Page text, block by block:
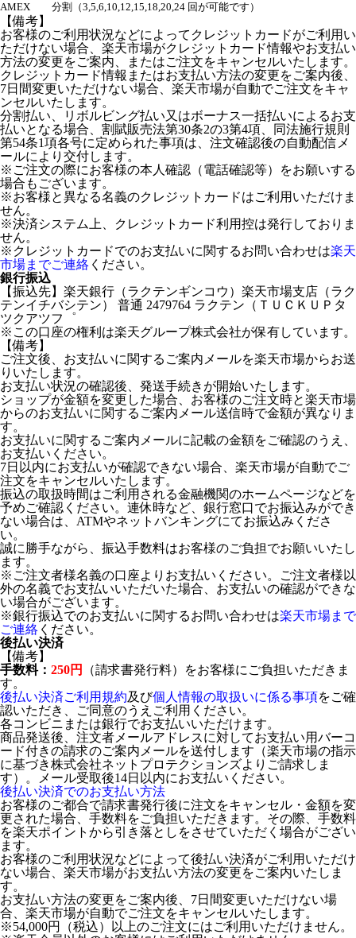
AMEX
分割（3,5,6,10,12,15,18,20,24 回が可能です）
【備考】
お客様のご利用状況などによってクレジットカードがご利用い
ただけない場合、楽天市場がクレジットカード情報やお支払い
方法の変更をご案内、またはご注文をキャンセルいたします。
クレジットカード情報またはお支払い方法の変更をご案内後、
7日間変更いただけない場合、楽天市場が自動でご注文をキャ
ンセルいたします。
分割払い、リボルビング払い又はボーナス一括払いによるお支
払いとなる場合、割賦販売法第30条2の3第4項、同法施行規則
第54条1項各号に定められた事項は、注文確認後の自動配信メ
ールにより交付します。
※ご注文の際にお客様の本人確認（電話確認等）をお願いする
場合もございます。
※お客様と異なる名義のクレジットカードはご利用いただけま
せん。
※決済システム上、クレジットカード利用控は発行しておりま
せん。
※クレジットカードでのお支払いに関するお問い合わせは楽天
市場までご連絡 ください。
銀行振込
【振込先】楽天銀行（ラクテンギンコウ）楽天市場支店（ラク
テンイチバシテン） 普通 2479764 ラクテン（ＴＵＣＫＵＰタ
ツクアツフ゜
※この口座の権利は楽天グループ株式会社が保有しています。
【備考】
ご注文後、お支払いに関するご案内メールを楽天市場からお送
りいたします。
お支払い状況の確認後、発送手続きが開始いたします。
ショップが金額を変更した場合、お客様のご注文時と楽天市場
からのお支払いに関するご案内メール送信時で金額が異なりま
す。
お支払いに関するご案内メールに記載の金額をご確認のうえ、
お支払いください。
7日以内にお支払いが確認できない場合、楽天市場が自動でご
注文をキャンセルいたします。
振込の取扱時間はご利用される金融機関のホームページなどを
予めご確認ください。連休時など、銀行窓口でお振込みができ
ない場合は、ATMやネットバンキングにてお振込みくださ
い。
誠に勝手ながら、振込手数料はお客様のご負担でお願いいたし
ます。
※ご注文者様名義の口座よりお支払いください。ご注文者様以
外の名義でお支払いいただいた場合、お支払いの確認ができな
い場合がございます。
※銀行振込でのお支払いに関するお問い合わせは楽天市場まで
ご連絡 ください。
後払い決済
【備考】
手数料： 250円
（請求書発行料）をお客様にご負担いただきま
す。
後払い決済ご利用規約及び個人情報の取扱いに係る事項をご確
認いただき、ご同意のうえご利用ください。
各コンビニまたは銀行でお支払いいただけます。
商品発送後、注文者メールアドレスに対してお支払い用バーコ
ード付きの請求のご案内メールを送付します（楽天市場の指示
に基づき株式会社ネットプロテクションズよりご請求しま
す）。メール受取後14日以内にお支払いください。
後払い決済でのお支払い方法
お客様のご都合で請求書発行後に注文をキャンセル・金額を変
更された場合、手数料をご負担いただきます。その際、手数料
を楽天ポイントから引き落としをさせていただく場合がござい
ます。
お客様のご利用状況などによって後払い決済がご利用いただけ
ない場合、楽天市場がお支払い方法の変更をご案内いたしま
す。
お支払い方法の変更をご案内後、7日間変更いただけない場
合、楽天市場が自動でご注文をキャンセルいたします。
※54,000円（税込）以上のご注文にはご利用いただけません。